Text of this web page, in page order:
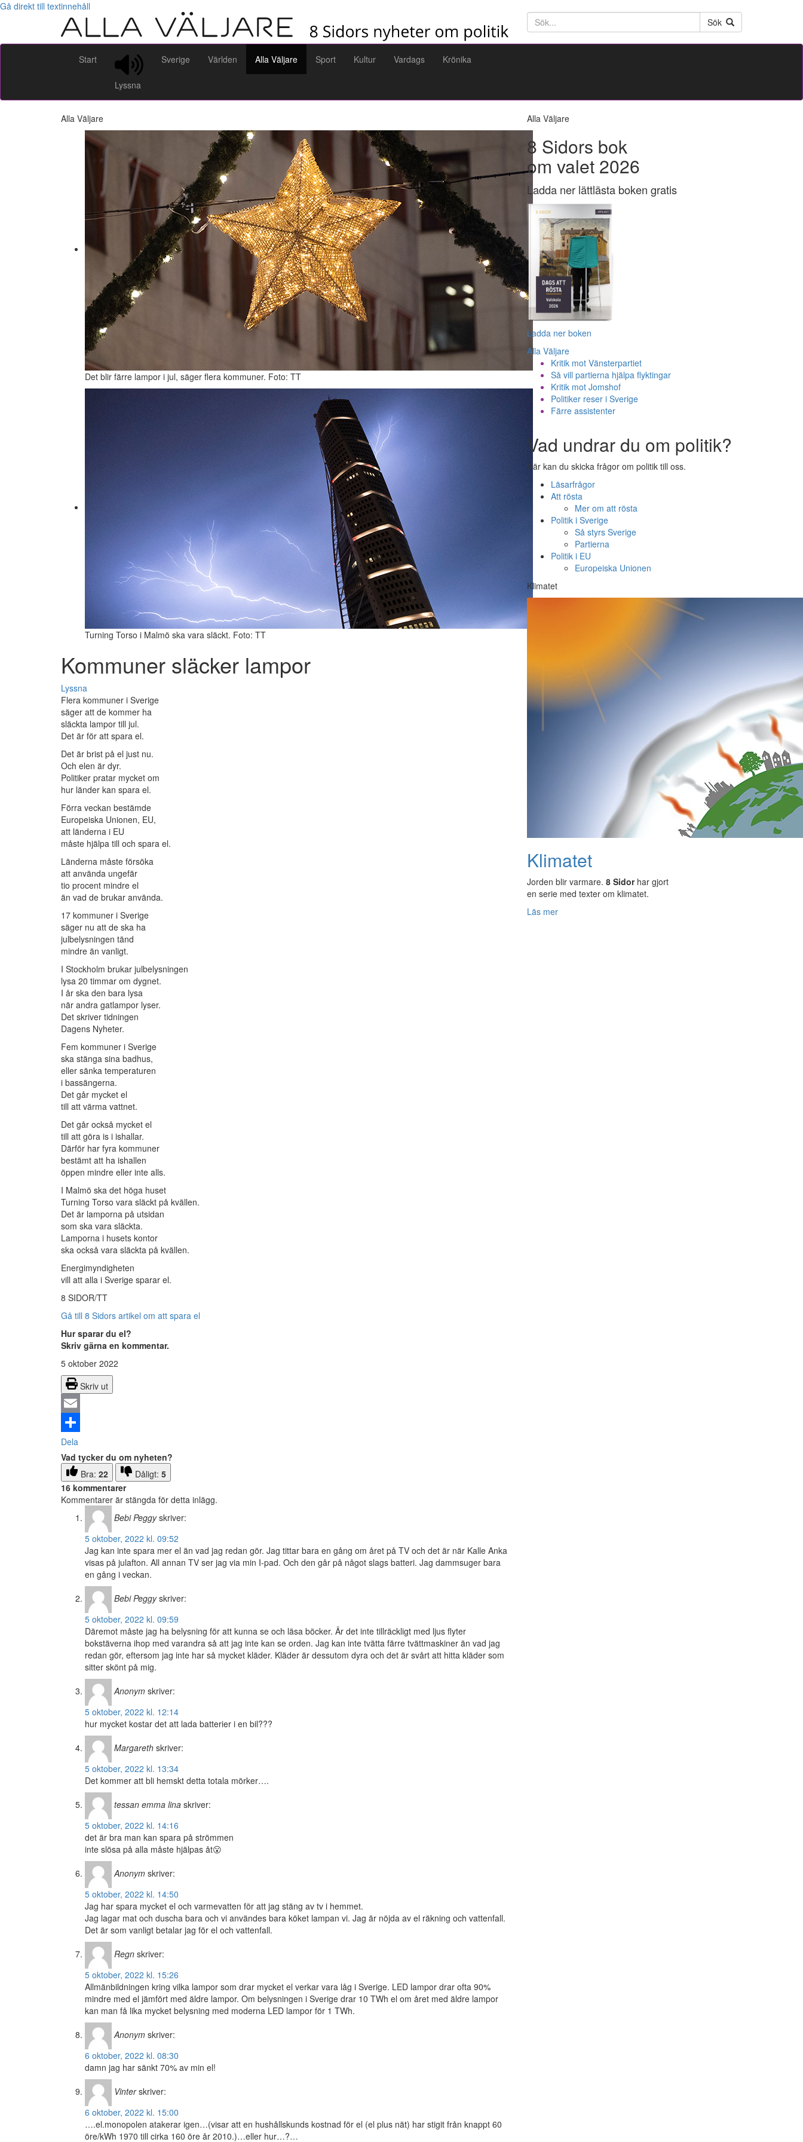
Gå direkt till textinnehåll
Söktext
Sök
Start
Lyssna
Sverige Världen Alla Väljare Sport Kultur Vardags Krönika
Alla Väljare
Det blir färre lampor i jul, säger flera kommuner. Foto: TT
Turning Torso i Malmö ska vara släckt. Foto: TT
Kommuner släcker lampor
Lyssna
Flera kommuner i Sverige
säger att de kommer ha
släckta lampor till jul.
Det är för att spara el.
Det är brist på el just nu.
Och elen är dyr.
Politiker pratar mycket om
hur länder kan spara el.
Förra veckan bestämde
Europeiska Unionen, EU,
att länderna i EU
måste hjälpa till och spara el.
Länderna måste försöka
att använda ungefär
tio procent mindre el
än vad de brukar använda.
17 kommuner i Sverige
säger nu att de ska ha
julbelysningen tänd
mindre än vanligt.
I Stockholm brukar julbelysningen
lysa 20 timmar om dygnet.
I år ska den bara lysa
när andra gatlampor lyser.
Det skriver tidningen
Dagens Nyheter.
Fem kommuner i Sverige
ska stänga sina badhus,
eller sänka temperaturen
i bassängerna.
Det går mycket el
till att värma vattnet.
Det går också mycket el
till att göra is i ishallar.
Därför har fyra kommuner
bestämt att ha ishallen
öppen mindre eller inte alls.
I Malmö ska det höga huset
Turning Torso vara släckt på kvällen.
Det är lamporna på utsidan
som ska vara släckta.
Lamporna i husets kontor
ska också vara släckta på kvällen.
Energimyndigheten
vill att alla i Sverige sparar el.
8 SIDOR/TT
Gå till 8 Sidors artikel om att spara el
Hur sparar du el?
Skriv gärna en kommentar.
5 oktober 2022
Skriv ut
Email
Dela
Vad tycker du om nyheten?
Bra: 22 Dåligt: 5
16 kommentarer
Kommentarer är stängda för detta inlägg.
Bebi Peggy skriver:
5 oktober, 2022 kl. 09:52
Jag kan inte spara mer el än vad jag redan gör. Jag tittar bara en gång om året på TV och det är när Kalle Anka
visas på julafton. All annan TV ser jag via min I-pad. Och den går på något slags batteri. Jag dammsuger bara
en gång i veckan.
Bebi Peggy skriver:
5 oktober, 2022 kl. 09:59
Däremot måste jag ha belysning för att kunna se och läsa böcker. Är det inte tillräckligt med ljus flyter
bokstäverna ihop med varandra så att jag inte kan se orden. Jag kan inte tvätta färre tvättmaskiner än vad jag
redan gör, eftersom jag inte har så mycket kläder. Kläder är dessutom dyra och det är svårt att hitta kläder som
sitter skönt på mig.
Anonym skriver:
5 oktober, 2022 kl. 12:14
hur mycket kostar det att lada batterier i en bil???
Margareth skriver:
5 oktober, 2022 kl. 13:34
Det kommer att bli hemskt detta totala mörker….
tessan emma lina skriver:
5 oktober, 2022 kl. 14:16
det är bra man kan spara på strömmen
inte slösa på alla måste hjälpas åt😮
Anonym skriver:
5 oktober, 2022 kl. 14:50
Jag har spara mycket el och varmevatten för att jag stäng av tv i hemmet.
Jag lagar mat och duscha bara och vi användes bara köket lampan vi. Jag är nöjda av el räkning och vattenfall.
Det är som vanligt betalar jag för el och vattenfall.
Regn skriver:
5 oktober, 2022 kl. 15:26
Allmänbildningen kring vilka lampor som drar mycket el verkar vara låg i Sverige. LED lampor drar ofta 90%
mindre med el jämfört med äldre lampor. Om belysningen i Sverige drar 10 TWh el om året med äldre lampor
kan man få lika mycket belysning med moderna LED lampor för 1 TWh.
Anonym skriver:
6 oktober, 2022 kl. 08:30
damn jag har sänkt 70% av min el!
Vinter skriver:
6 oktober, 2022 kl. 15:00
….el.monopolen atakerar igen…(visar att en hushållskunds kostnad för el (el plus nät) har stigit från knappt 60
öre/kWh 1970 till cirka 160 öre år 2010.)…eller hur…?…
Alla Väljare
8 Sidors bok
om valet 2026
Ladda ner lättlästa boken gratis
Ladda ner boken
Alla Väljare
Kritik mot Vänsterpartiet
Så vill partierna hjälpa flyktingar
Kritik mot Jomshof
Politiker reser i Sverige
Färre assistenter
Vad undrar du om politik?
Här kan du skicka frågor om politik till oss.
Läsarfrågor
Att rösta
Mer om att rösta
Politik i Sverige
Så styrs Sverige
Partierna
Politik i EU
Europeiska Unionen
Klimatet
Klimatet
Jorden blir varmare. 8 Sidorhar gjort
en serie med texter om klimatet.
Läs mer